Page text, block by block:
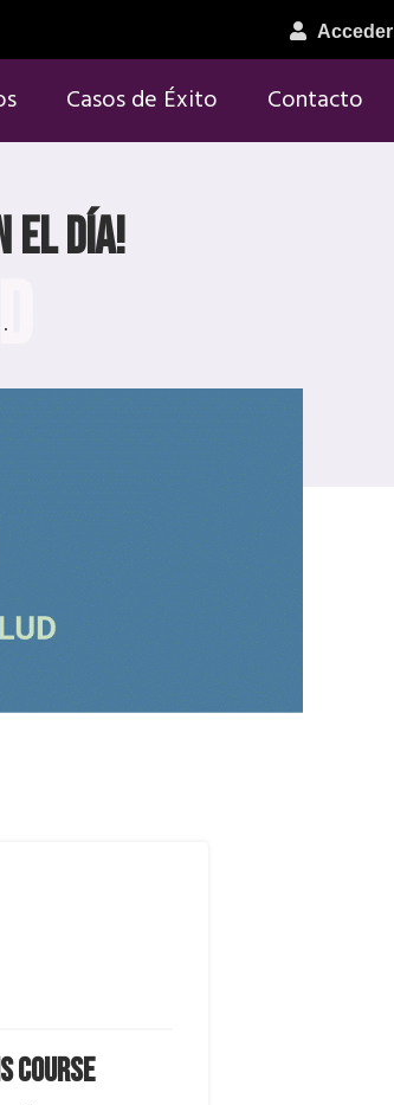
Acceder
Casos de Éxito Contacto
el día!
course